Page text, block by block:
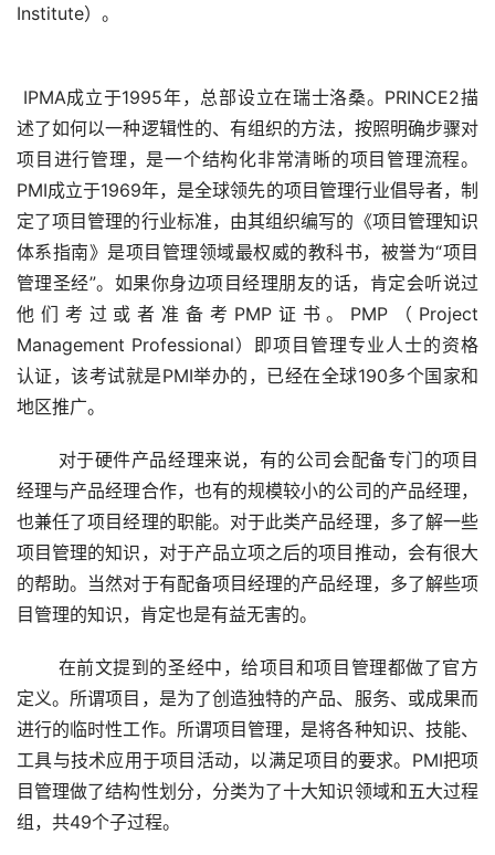
Institute）。
IPMA成立于1995年，总部设立在瑞士洛桑。PRINCE2描
述了如何以一种逻辑性的、有组织的方法，按照明确步骤对
项目进行管理，是一个结构化非常清晰的项目管理流程。
PMI成立于1969年，是全球领先的项目管理行业倡导者，制
定了项目管理的行业标准，由其组织编写的《项目管理知识
体系指南》是项目管理领域最权威的教科书，被誉为“项目
管理圣经”。如果你身边项目经理朋友的话，肯定会听说过
他们考过或者准备考PMP证书。PMP（Project
Management Professional）即项目管理专业人士的资格
认证，该考试就是PMI举办的，已经在全球190多个国家和
地区推广。
对于硬件产品经理来说，有的公司会配备专门的项目
经理与产品经理合作，也有的规模较小的公司的产品经理，
也兼任了项目经理的职能。对于此类产品经理，多了解一些
项目管理的知识，对于产品立项之后的项目推动，会有很大
的帮助。当然对于有配备项目经理的产品经理，多了解些项
目管理的知识，肯定也是有益无害的。
在前文提到的圣经中，给项目和项目管理都做了官方
定义。所谓项目，是为了创造独特的产品、服务、或成果而
进行的临时性工作。所谓项目管理，是将各种知识、技能、
工具与技术应用于项目活动，以满足项目的要求。PMI把项
目管理做了结构性划分，分类为了十大知识领域和五大过程
组，共49个子过程。